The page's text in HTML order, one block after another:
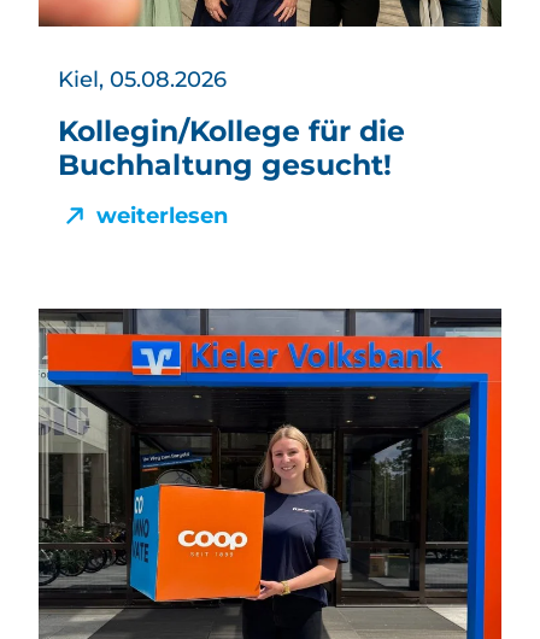
Kiel, 05.08.2026
Kollegin/Kollege für die
Buchhaltung gesucht!
weiterlesen